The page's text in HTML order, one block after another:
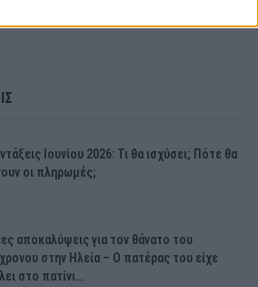
Ιουνίου 2026: Τι θα ισχύσει; Πότε θα
οι πληρωμές;
αποκαλύψεις για τον θάνατο του
στην Ηλεία – Ο πατέρας του είχε
στο πατίνι…